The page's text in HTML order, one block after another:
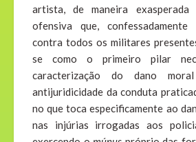
artista, de maneira exasperada
ofensiva que,
contra todos os militares
se como o primeiro pilar
caracterização do dano
antijuridicidade da conduta
no que toca especificamente ao
nas injúrias irrogadas aos